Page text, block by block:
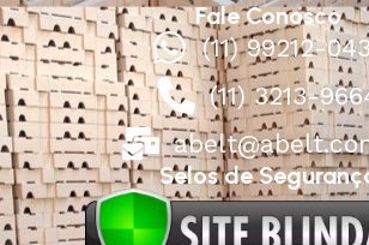
Fale Conosco
(11) 99212-
(11) 3213-
Selos de